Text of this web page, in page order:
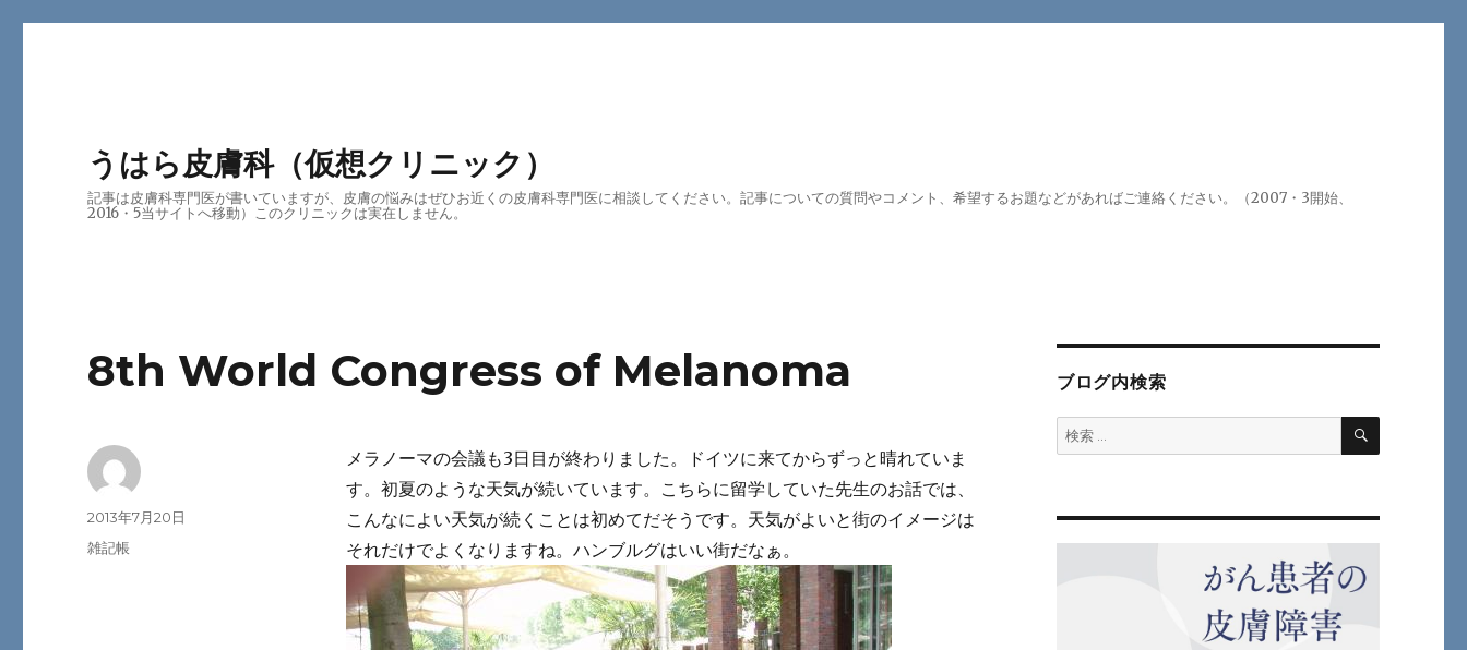
うはら皮膚科（仮想クリニック）
記事は皮膚科専門医が書いていますが、皮膚の悩みはぜひお近くの皮膚科専門医に相談してください。記事についての質問やコメント、希望するお題などがあればご連絡ください。（2007・3開始、
2016・5当サイトへ移動）このクリニックは実在しません。
8th World Congress of Melanoma
メラノーマの会議も3日目が終わりました。ドイツに来てからずっと晴れていま
す。初夏のような天気が続いています。こちらに留学していた先生のお話では、
こんなによい天気が続くことは初めてだそうです。天気がよいと街のイメージは
それだけでよくなりますね。ハンブルグはいい街だなぁ。
投
稿
投
稿
2013年7月20日
カ
雑記帳
ブログ内検索
検
索:
検